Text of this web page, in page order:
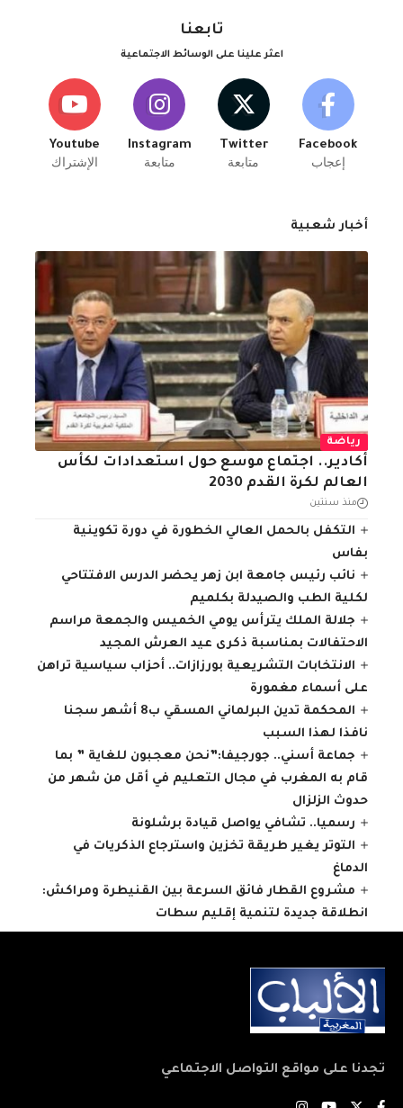
تابعنا
اعثر علينا على الوسائط الاجتماعية
Facebook
إعجاب
Twitter
متابعة
Instagram
متابعة
Youtube
الإشتراك
أخبار شعبية
رياضة
أكادير.. اجتماع موسع حول استعدادات لكأس
العالم لكرة القدم 2030
منذ سنتين
التكفل بالحمل العالي الخطورة في دورة تكوينية
بفاس
نائب رئيس جامعة ابن زهر يحضر الدرس الافتتاحي
لكلية الطب والصيدلة بكلميم
جلالة الملك يترأس يومي الخميس والجمعة مراسم
الاحتفالات بمناسبة ذكرى عيد العرش المجيد
الانتخابات التشريعية بورزازات.. أحزاب سياسية تراهن
على أسماء مغمورة
المحكمة تدين البرلماني المسقي ب8 أشهر سجنا
نافذا لهذا السبب
جماعة أسني.. جورجيفا:”نحن معجبون للغاية ” بما
قام به المغرب في مجال التعليم في أقل من شهر من
حدوث الزلزال
رسميا.. تشافي يواصل قيادة برشلونة
التوتر يغير طريقة تخزين واسترجاع الذكريات في
الدماغ
مشروع القطار فائق السرعة بين القنيطرة ومراكش:
انطلاقة جديدة لتنمية إقليم سطات
تجدنا على مواقع التواصل الاجتماعي